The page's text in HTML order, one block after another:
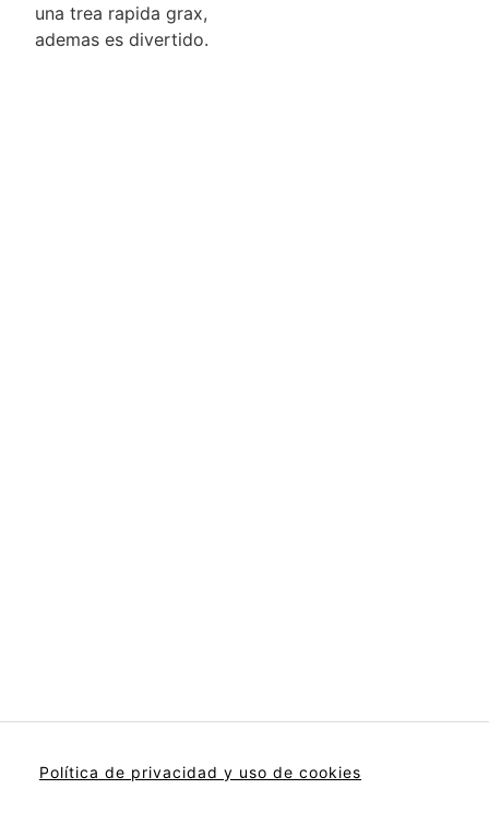
una trea rapida grax,
ademas es divertido.
Política de privacidad y uso de cookies